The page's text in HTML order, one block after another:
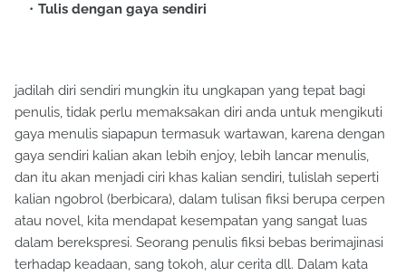
Tulis dengan gaya sendiri
jadilah diri sendiri mungkin itu ungkapan yang tepat bagi
penulis, tidak perlu memaksakan diri anda untuk mengikuti
gaya menulis siapapun termasuk wartawan, karena dengan
gaya sendiri kalian akan lebih enjoy, lebih lancar menulis,
dan itu akan menjadi ciri khas kalian sendiri, tulislah seperti
kalian ngobrol (berbicara), dalam tulisan fiksi berupa cerpen
atau novel, kita mendapat kesempatan yang sangat luas
dalam berekspresi. Seorang penulis fiksi bebas berimajinasi
terhadap keadaan, sang tokoh, alur cerita dll. Dalam kata